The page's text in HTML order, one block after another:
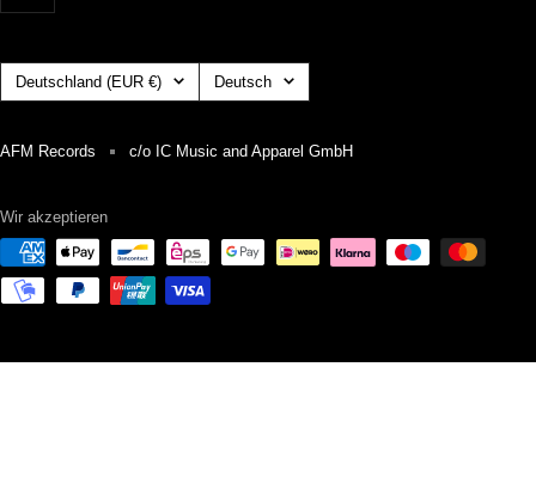
Land/Region Deutschland (EUR €) Sprache
Deutsch
AFM Records c/o IC Music and Apparel GmbH
Wir akzeptieren